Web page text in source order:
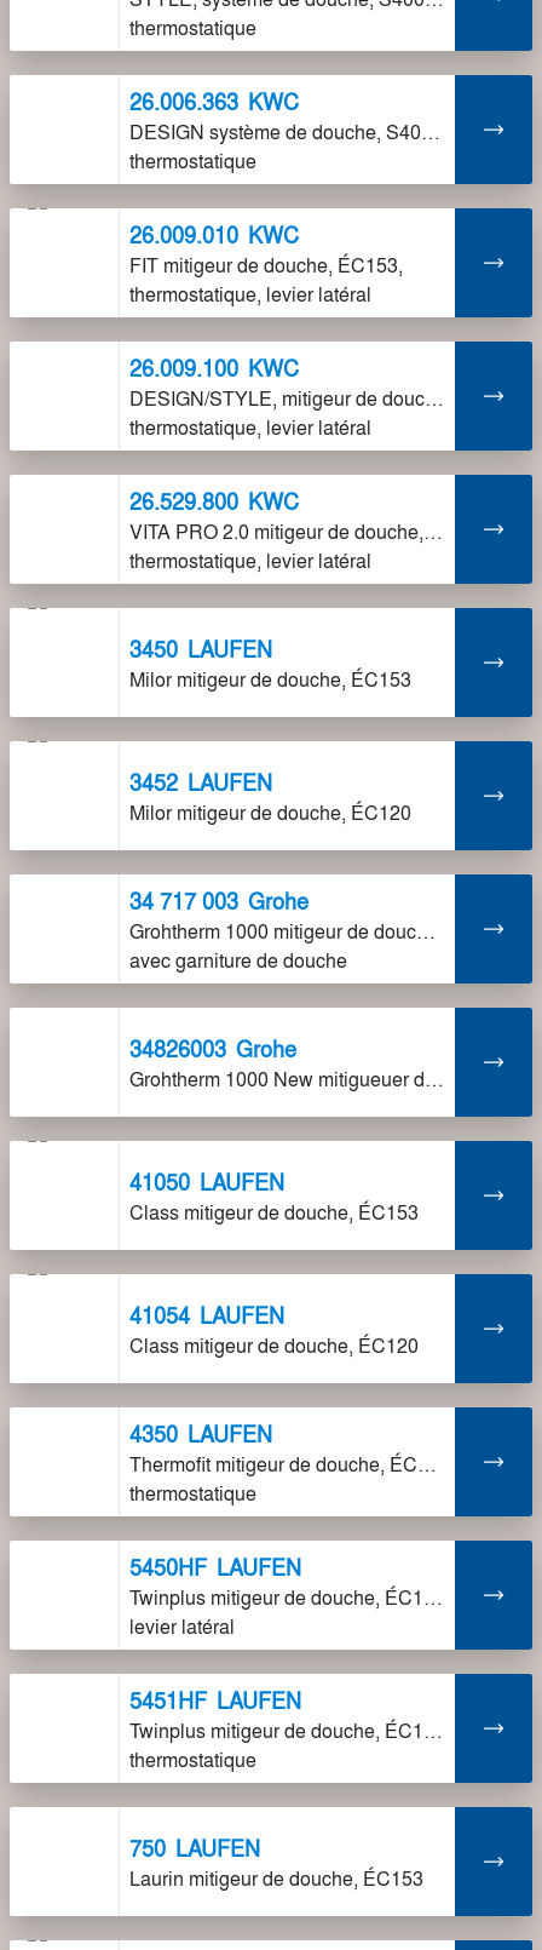
thermostatique
26.006.363 KWC
DESIGN système de douche, S400, ÉC153,
thermostatique
26.009.010 KWC
FIT mitigeur de douche, ÉC153,
thermostatique, levier latéral
26.009.100 KWC
DESIGN/STYLE, mitigeur de douche, ÉC153,
thermostatique, levier latéral
26.529.800 KWC
VITA PRO 2.0 mitigeur de douche, ÉC153,
thermostatique, levier latéral
3450 LAUFEN
Milor mitigeur de douche, ÉC153
3452 LAUFEN
Milor mitigeur de douche, ÉC120
34 717 003 Grohe
Grohtherm 1000 mitigeur de douche thermostatique
avec garniture de douche
34826003 Grohe
Grohtherm 1000 New mitigueuer de douche, sans acc.
41050 LAUFEN
Class mitigeur de douche, ÉC153
41054 LAUFEN
Class mitigeur de douche, ÉC120
4350 LAUFEN
Thermofit mitigeur de douche, ÉC153,
thermostatique
5450HF LAUFEN
Twinplus mitigeur de douche, ÉC153,
levier latéral
5451HF LAUFEN
Twinplus mitigeur de douche, ÉC153,
thermostatique
750 LAUFEN
Laurin mitigeur de douche, ÉC153